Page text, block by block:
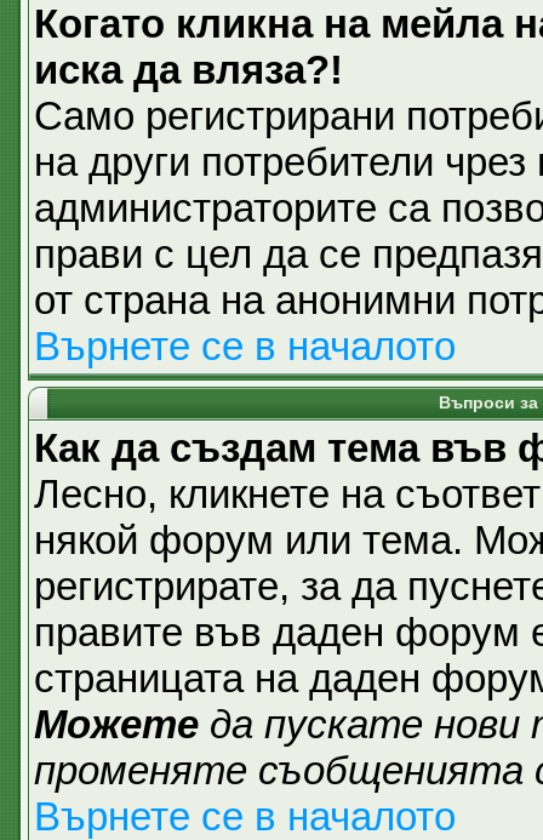
Когато кликна на мейла
иска да вляза?!
Само регистрирани
на други потребители
администраторите са
прави с цел да се
от страна на анонимни
Върнете се в началото
Въпроси за
Как да създам тема във
Лесно, кликнете на
някой форум или тема.
регистрирате, за да
правите във даден форум
страницата на даден
Можете да пускате
променяте съобщенията
Върнете се в началото